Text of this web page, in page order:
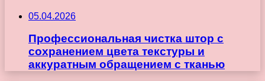
05.04.2026
Профессиональная чистка штор с
сохранением цвета текстуры и
аккуратным обращением с тканью